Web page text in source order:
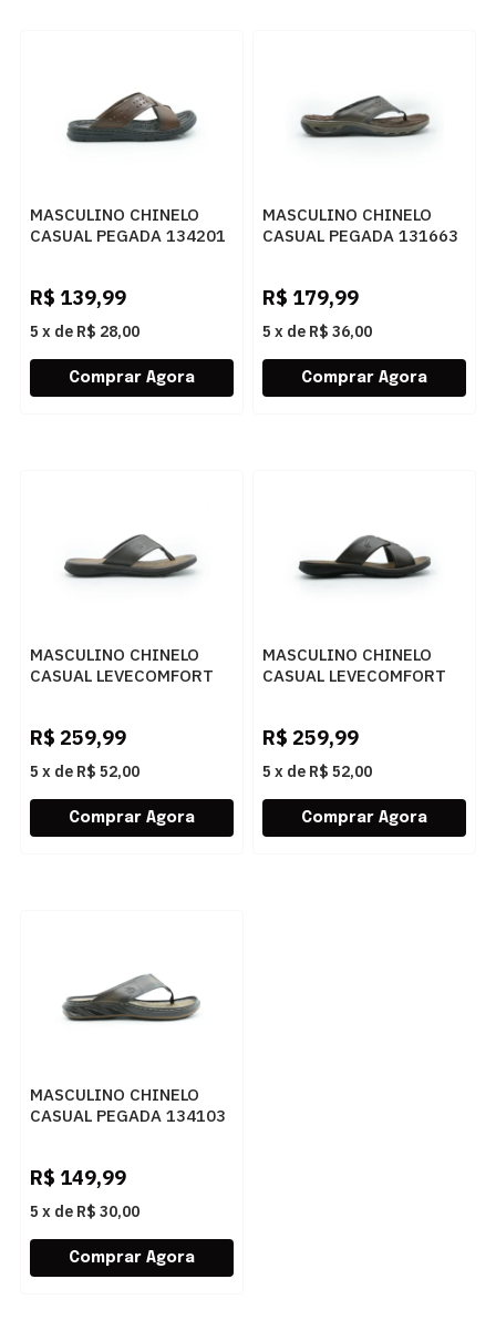
MASCULINO CHINELO
CASUAL PEGADA 134201
R$ 139,99
5 x de R$ 28,00
MASCULINO CHINELO
CASUAL PEGADA 131663
R$ 179,99
5 x de R$ 36,00
MASCULINO CHINELO
CASUAL LEVECOMFORT
R$ 259,99
5 x de R$ 52,00
MASCULINO CHINELO
CASUAL LEVECOMFORT
R$ 259,99
5 x de R$ 52,00
MASCULINO CHINELO
CASUAL PEGADA 134103
R$ 149,99
5 x de R$ 30,00